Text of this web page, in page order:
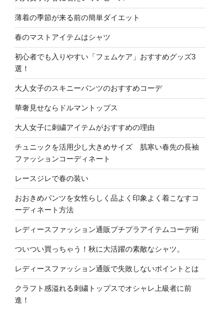
薄着の季節が来る前の簡単ダイエット
春のマストアイテムはシャツ
初心者でも入りやすい「フェムケア」おすすめグッズ3
選！
大人女子のスキニーパンツのおすすめコーデ
華奢見せならドルマントップス
大人女子に刺繍アイテムがおすすめの理由
チュニックを活用少し大きめサイズ 肌寒い春先の長袖
ファッションコーディネート
レースジレで春の装い
おおきめパンツを女性らしく品よく印象よく着こなすコ
ーディネート方法
レディースファッション通販プチプラアイテムコーデ術
ついつい買っちゃう！秋に大活躍の素敵なシャツ。
レディースファッション通販で失敗しないポイントとは
クラフト感溢れる刺繍トップスでオシャレ上級者に前
進！